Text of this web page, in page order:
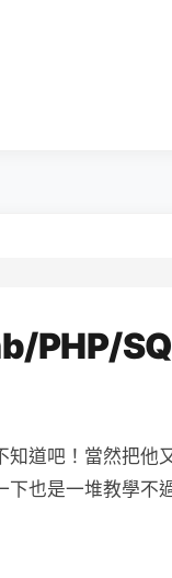
PHP/
道吧！當然把他
也是一堆教學不